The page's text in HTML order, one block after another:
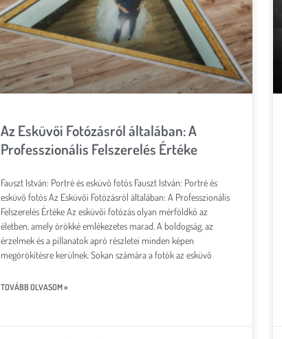
Az Esküvői Fotózásról általában: A
Professzionális Felszerelés Értéke
Fauszt István: Portré és esküvő fotós Fauszt István: Portré és
esküvő fotós Az Esküvői Fotózásról általában: A Professzionális
Felszerelés Értéke Az esküvői fotózás olyan mérföldkő az
életben, amely örökké emlékezetes marad. A boldogság, az
érzelmek és a pillanatok apró részletei minden képen
megörökítésre kerülnek. Sokan számára a fotók az esküvő
TOVÁBB OLVASOM »